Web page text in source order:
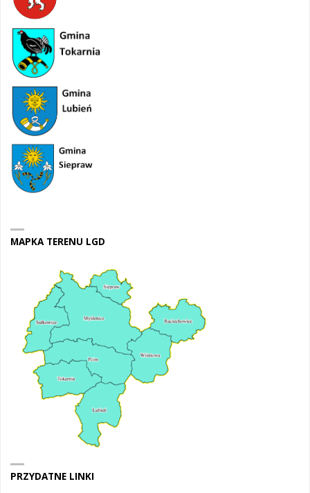
MAPKA TERENU LGD
PRZYDATNE LINKI